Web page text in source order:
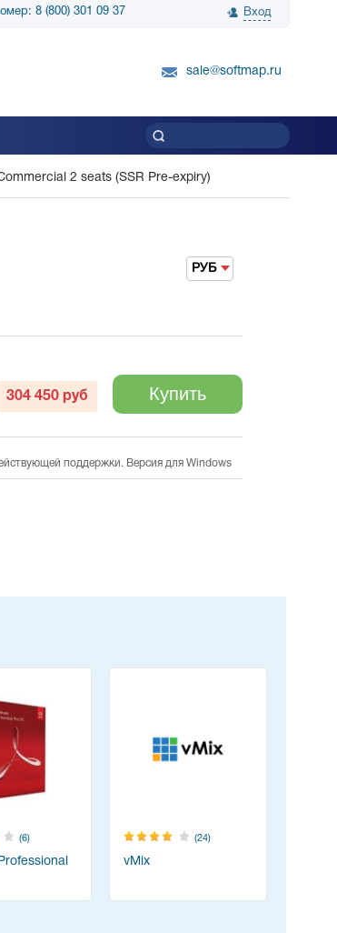
8 (800) 301 09 37 Вход
благодарность SoftMap за помощь в
sale@softmap.ru
2 seats (SSR Pre-expiry)
РУБ
304 450 руб Купить
поддержки. Версия для Windows
(6) (24)
vMix